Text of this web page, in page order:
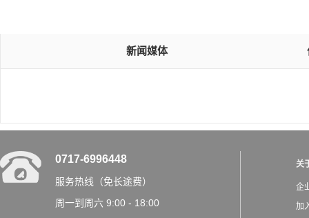
新闻媒体
0717-6996448
服务热线（免长途费）
周一到周六 9:00 - 18:00
关
企
加